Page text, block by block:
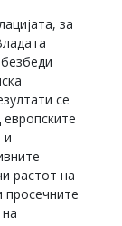
за
се
и
растот на
просечните